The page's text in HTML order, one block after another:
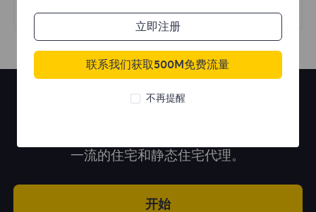
选择国家/地区
一流的住宅和静态住宅代理。
开始
立即注册
联系我们获取500M免费流量
不再提醒